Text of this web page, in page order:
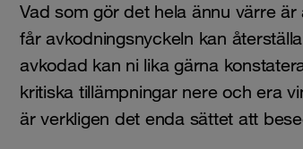
Vad som gör det hela ännu värre
får avkodningsnyckeln kan
avkodad kan ni lika gärna
kritiska tillämpningar nere och era
är verkligen det enda sättet att